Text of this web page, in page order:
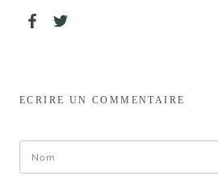
ECRIRE UN COMMENTAIRE